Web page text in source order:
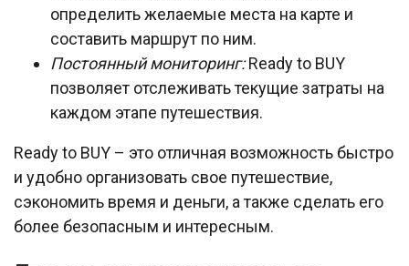
определить желаемые места на карте и
составить маршрут по ним.
Постоянный мониторинг:Ready to BUY
позволяет отслеживать текущие затраты на
каждом этапе путешествия.
Ready to BUY – это отличная возможность быстро
и удобно организовать свое путешествие,
сэкономить время и деньги, а также сделать его
более безопасным и интересным.